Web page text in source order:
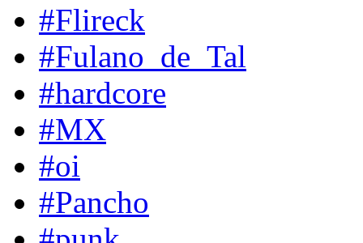
#Flireck
#Fulano_de_Tal
#hardcore
#MX
#oi
#Pancho